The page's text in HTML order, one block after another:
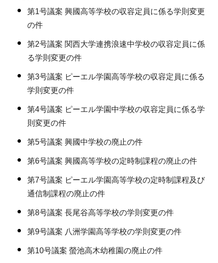
第1号議案 興國高等学校の収容定員に係る学則変更
の件
第2号議案 関西大学連携浪速中学校の収容定員に係
る学則変更の件
第3号議案 ピーエル学園高等学校の収容定員に係る
学則変更の件
第4号議案 ピーエル学園中学校の収容定員に係る学
則変更の件
第5号議案 興國中学校の廃止の件
第6号議案 興國高等学校の定時制課程の廃止の件
第7号議案 ピーエル学園高等学校の定時制課程及び
通信制課程の廃止の件
第8号議案 長尾谷高等学校の学則変更の件
第9号議案 八洲学園高等学校の学則変更の件
第10号議案 螢池高木幼稚園の廃止の件